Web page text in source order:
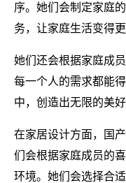
序。她们会制定家庭
务，让家庭生活变得
她们还会根据家庭成
每一个人的需求都能
中，创造出无限的美好
在家居设计方面，国
们会根据家庭成员的
环境。她们会选择合